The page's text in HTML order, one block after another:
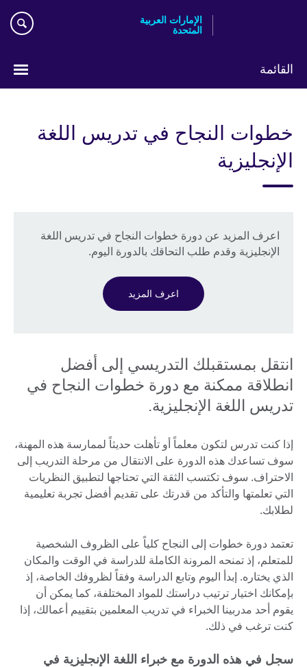
الإمارات العربية
المتحدة
القائمة
خطوات النجاح في تدريس اللغة
الإنجليزية
اعرف المزيد عن دورة خطوات النجاح في تدريس اللغة
الإنجليزية وقدم طلب التحاقك بالدورة اليوم.
اعرف المزيد
انتقل بمستقبلك التدريسي إلى أفضل
انطلاقة ممكنة مع دورة خطوات النجاح في
تدريس اللغة الإنجليزية.
إذا كنت تدرس لتكون معلماً أو تأهلت حديثاً لممارسة هذه المهنة،
سوف تساعدك هذه الدورة على الانتقال من مرحلة التدريب إلى
الاحتراف. سوف تكتسب الثقة التي تحتاجها لتطبيق النظريات
التي تعلمتها والتأكد من قدرتك على تقديم أفضل تجربة تعليمية
لطلابك.
تعتمد دورة خطوات إلى النجاح كلياً على الظروف الشخصية
للمتعلم، إذ تمنحه المرونة الكاملة للدراسة في الوقت والمكان
الذي يختاره. إبدأ اليوم وتابع الدراسة وفقاً لظروفك الخاصة، إذ
بإمكانك اختيار ترتيب دراستك للمواد المختلفة، كما يمكن أن
يقوم أحد مدربينا الخبراء في تدريب المعلمين بتقييم أعمالك، إذا
كنت ترغب في ذلك.
سجل في هذه الدورة مع خبراء اللغة الإنجليزية في